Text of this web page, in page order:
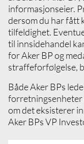
informasjonseier.
dersom du har fått
tilfeldighet.
til innsidehandel
for Aker BP og
straffeforfølgelse,
Både Aker BPs
forretningsenheter
om det eksisterer
Aker BPs VP